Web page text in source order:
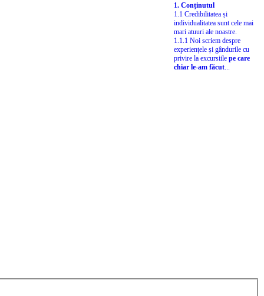
1. Conținutul
1.1 Credibilitatea și
individualitatea sunt cele mai
mari atuuri ale noastre.
1.1.1 Noi scriem despre
experiențele și gândurile cu
privire la excursiile pe care
chiar le-am făcut...